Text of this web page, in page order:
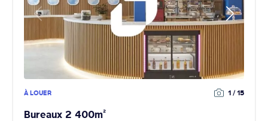
À LOUER 1 / 15
Bureaux 2 400m²